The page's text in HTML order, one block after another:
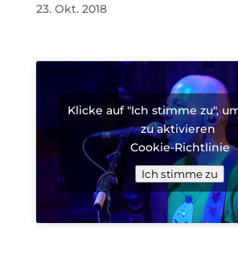
23. Okt. 2018
Klicke auf "Ich stimme zu",
zu aktivieren
Cookie-Richtlinie
Ich stimme zu